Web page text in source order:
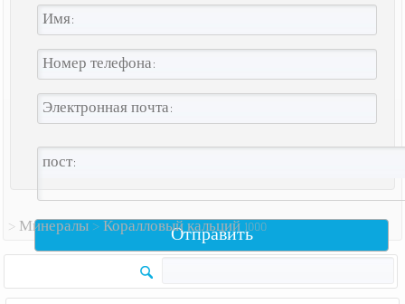
> Минералы > Коралловый кальций 1000